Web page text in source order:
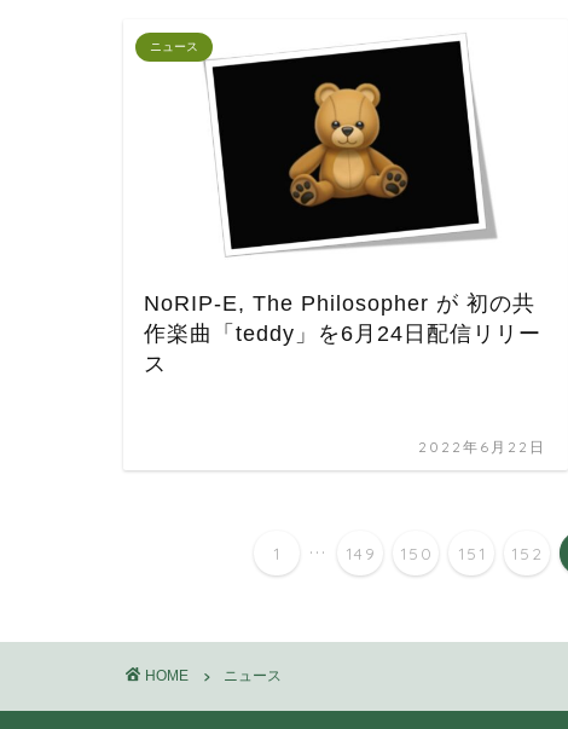
ニュース
NoRIP-E, The Philosopher が 初の共
作楽曲「teddy」を6月24日配信リリー
ス
2022年6月22日
1 ... 149 150 151 152
HOME ニュース